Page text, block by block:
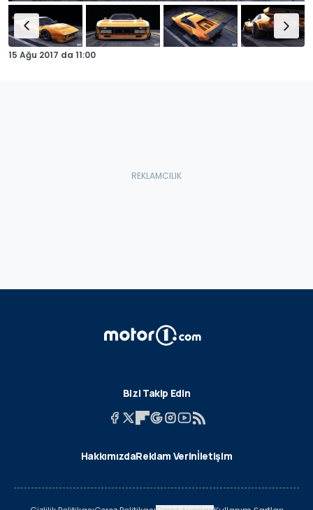
15 Ağu 2017 da 11:00
Bizi Takip Edin
HakkımızdaReklam Verinİletişim